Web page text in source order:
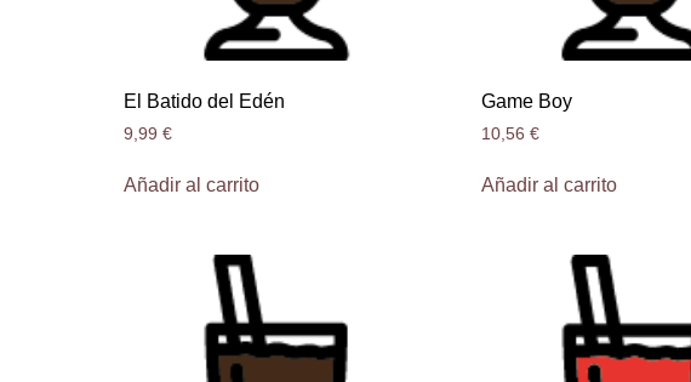
El Batido del Edén
9,99 €
Añadir al carrito
Game Boy
10,56 €
Añadir al carrito